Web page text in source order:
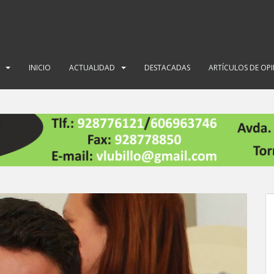
INICIO ACTUALIDAD DESTACADAS ARTÍCULOS DE